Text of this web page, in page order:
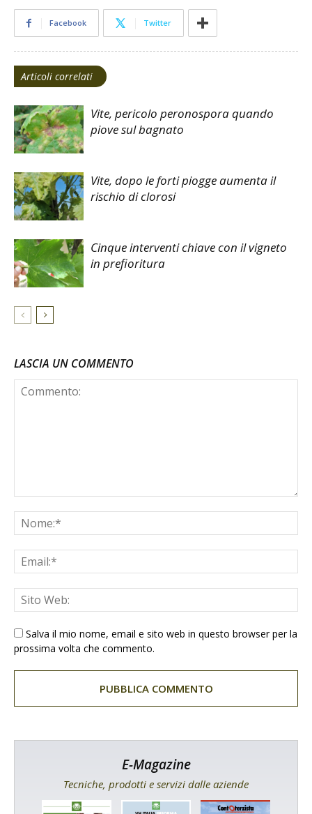
Facebook Twitter
Articoli correlati
Vite, pericolo peronospora quando
piove sul bagnato
Vite, dopo le forti piogge aumenta il
rischio di clorosi
Cinque interventi chiave con il vigneto
in prefioritura
LASCIA UN COMMENTO
Salva il mio nome, email e sito web in questo browser per la
prossima volta che commento.
E-Magazine
Tecniche, prodotti e servizi dalle aziende